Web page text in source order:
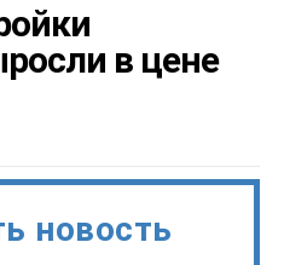
в цене
новость